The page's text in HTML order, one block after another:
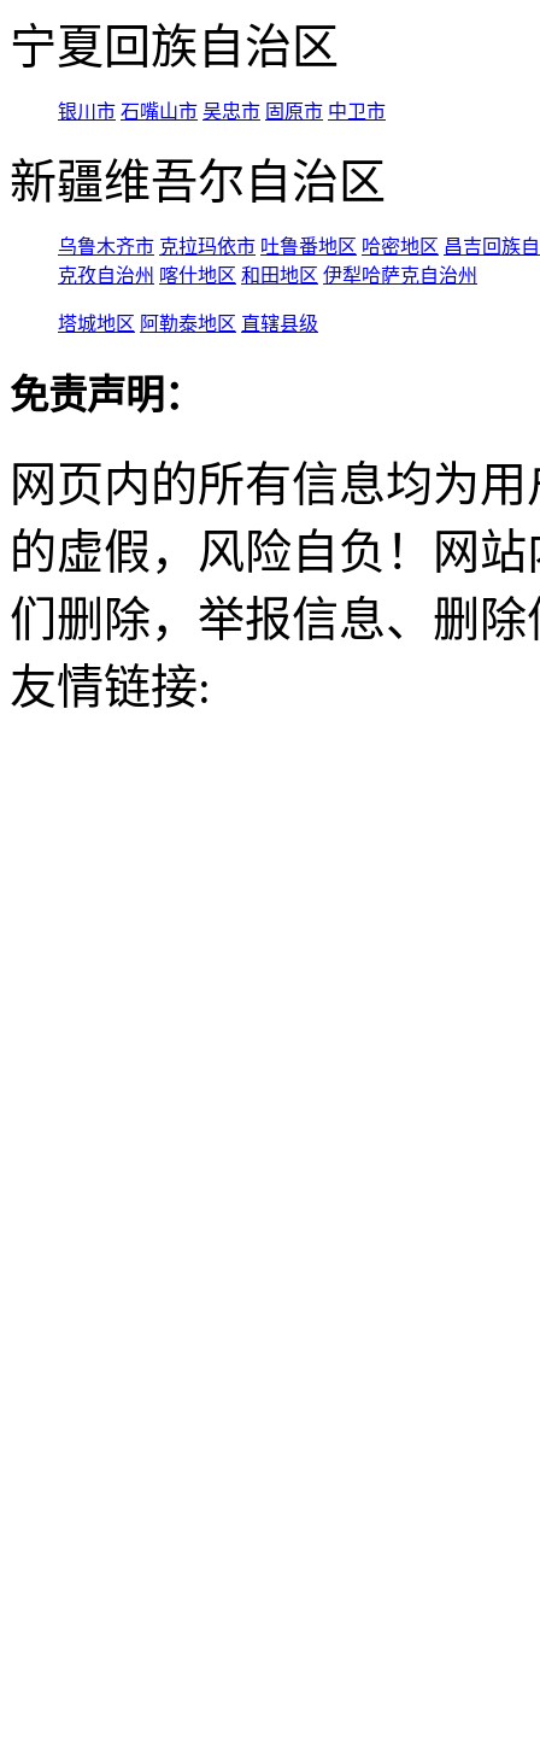
宁夏回族自治区
银川市 石嘴山市 吴忠市 固原市 中卫市
新疆维吾尔自治区
乌鲁木齐市 克拉玛依市 吐鲁番地区 哈密地区 昌吉回族
克孜自治州 喀什地区 和田地区 伊犁哈萨克自治州
塔城地区 阿勒泰地区 直辖县级
免责声明：
网页内的所有信息均为
的虚假，风险自负！网
们删除，举报信息、删
友情链接: